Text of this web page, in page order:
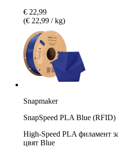
€ 22,99
(€ 22,99 / kg)
Snapmaker
SnapSpeed PLA Blue (RFID)
High-Speed PLA филамент
цвят Blue